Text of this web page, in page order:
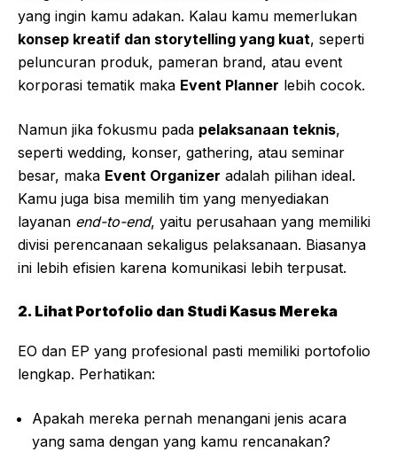
yang ingin kamu adakan. Kalau kamu memerlukan
konsep kreatif dan storytelling yang kuat, seperti
peluncuran produk, pameran brand, atau event
korporasi tematik maka Event Planner lebih cocok.
Namun jika fokusmu pada pelaksanaan teknis,
seperti wedding, konser, gathering, atau seminar
besar, maka Event Organizer adalah pilihan ideal.
Kamu juga bisa memilih tim yang menyediakan
layanan end-to-end, yaitu perusahaan yang memiliki
divisi perencanaan sekaligus pelaksanaan. Biasanya
ini lebih efisien karena komunikasi lebih terpusat.
2. Lihat Portofolio dan Studi Kasus Mereka
EO dan EP yang profesional pasti memiliki portofolio
lengkap. Perhatikan:
Apakah mereka pernah menangani jenis acara
yang sama dengan yang kamu rencanakan?